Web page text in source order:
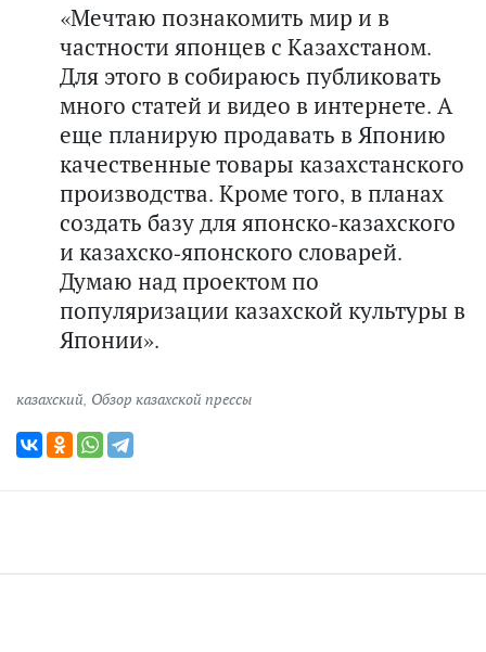
«Мечтаю познакомить мир и в
частности японцев с Казахстаном.
Для этого в собираюсь публиковать
много статей и видео в интернете. А
еще планирую продавать в Японию
качественные товары казахстанского
производства. Кроме того, в планах
создать базу для японско-казахского
и казахско-японского словарей.
Думаю над проектом по
популяризации казахской культуры в
Японии».
казахский Обзор казахской прессы